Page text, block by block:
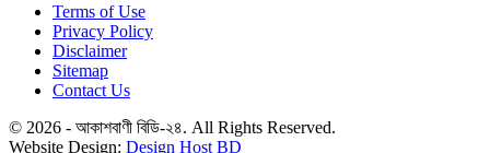
Terms of Use
Privacy Policy
Disclaimer
Sitemap
Contact Us
© 2026 - আকাশবাণী বিডি-২৪. All Rights Reserved.
Website Design: Design Host BD